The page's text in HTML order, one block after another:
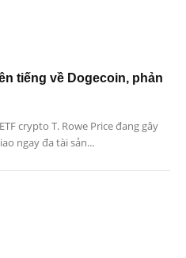
tiếng về Dogecoin, phản
crypto T. Rowe Price đang gây
ngay đa tài sản...